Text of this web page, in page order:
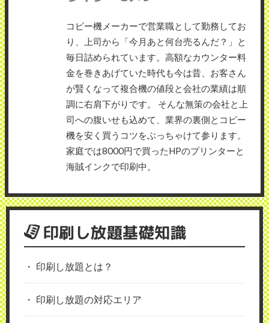
コピー機メーカーで営業職として勤務してお
り、上司から「今月あと何台売るんだ？」と
毎日詰められています。高額なカウンター料
金を巻きあげていた時代も今は昔、お客さん
が賢くなって複合機の値段と会社の業績は順
調に右肩下がりです。 そんな無策の会社と上
司への腹いせも込めて、業界の裏側とコピー
機を安く買うコツをぶっちゃけて参ります。
家庭では8000円で買ったHPのプリンターと
海賊インクで印刷中。
印刷し放題基礎知識
印刷し放題とは？
印刷し放題の対応エリア